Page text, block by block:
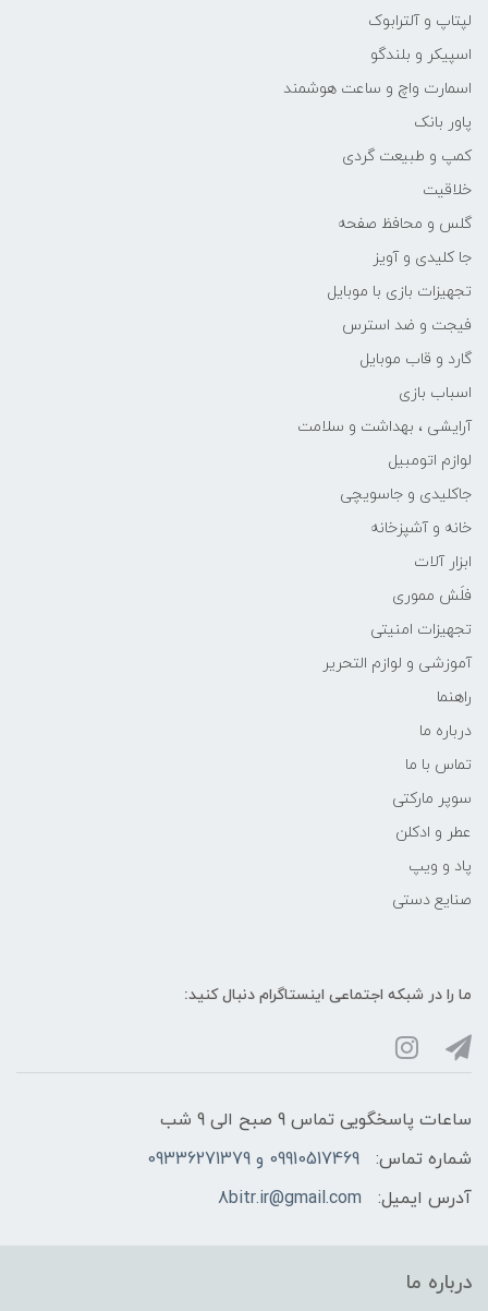
لپتاپ و آلترابوک
اسپیکر و بلندگو
اسمارت واچ و ساعت هوشمند
پاور بانک
کمپ و طبیعت گردی
خلاقیت
گلس و محافظ صفحه
جا کلیدی و آویز
تجهیزات بازی با موبایل
فیجت و ضد استرس
گارد و قاب موبایل
اسباب بازی
آرایشی ، بهداشت و سلامت
لوازم اتومبیل
جاکلیدی و جاسویچی
خانه و آشپزخانه
ابزار آلات
فلَش مموری
تجهیزات امنیتی
آموزشی و لوازم التحریر
راهنما
درباره ما
تماس با ما
سوپر مارکتی
عطر و ادکلن
پاد و ویپ
صنایع دستی
ما را در شبکه‌ اجتماعی اینستاگرام دنبال کنید:
ساعات پاسخگویی تماس 9 صبح الی 9 شب
شماره تماس:
09910517469 و 09336271379
آدرس ایمیل:
8bitr.ir@gmail.com
درباره ما